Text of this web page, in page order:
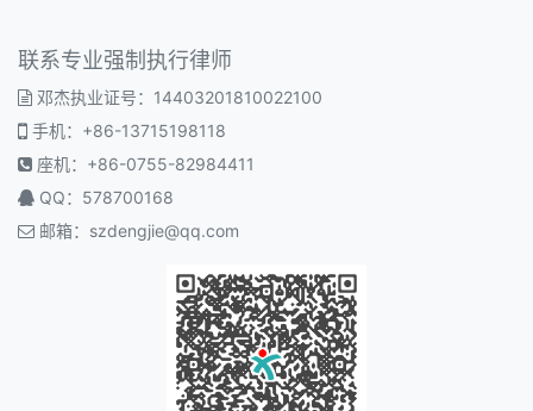
联系专业强制执行律师
邓杰执业证号：14403201810022100
手机：+86-13715198118
座机：+86-0755-82984411
QQ：578700168
邮箱： szdengjie@qq.com